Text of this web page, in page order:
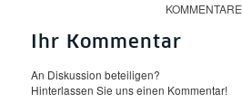
KOMMENTARE
Ihr Kommentar
An Diskussion beteiligen?
Hinterlassen Sie uns einen Kommentar!